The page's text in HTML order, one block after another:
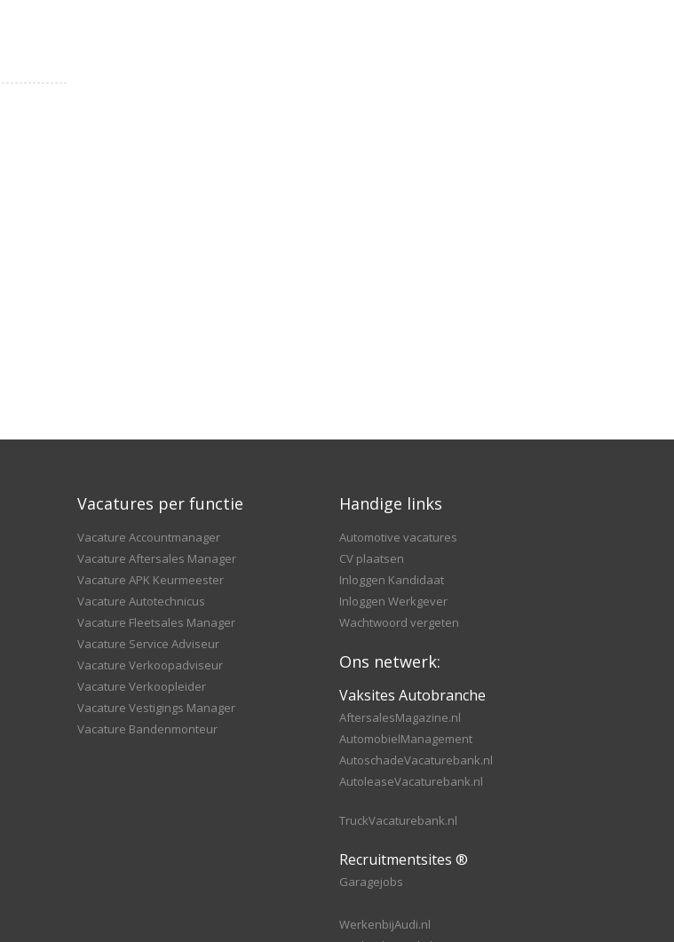
Vacatures per functie
Vacature Accountmanager
Vacature Aftersales Manager
Vacature APK Keurmeester
Vacature Autotechnicus
Vacature Fleetsales Manager
Vacature Service Adviseur
Vacature Verkoopadviseur
Vacature Verkoopleider
Vacature Vestigings Manager
Vacature Bandenmonteur
Handige links
Automotive vacatures
CV plaatsen
Inloggen Kandidaat
Inloggen Werkgever
Wachtwoord vergeten
Ons netwerk:
Vaksites Autobranche
AftersalesMagazine.nl
AutomobielManagement
AutoschadeVacaturebank.nl
AutoleaseVacaturebank.nl
TruckVacaturebank.nl
Recruitmentsites ®
Garagejobs
WerkenbijAudi.nl